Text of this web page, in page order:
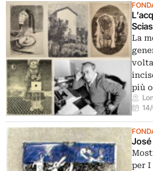
La
più
José
per I